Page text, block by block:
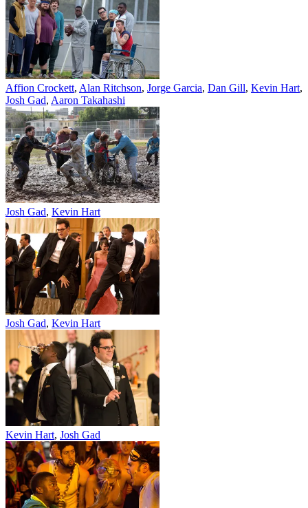
Affion Crockett, Alan Ritchson, Jorge Garcia, Dan Gill, Kevin Hart,
Josh Gad, Aaron Takahashi
Josh Gad, Kevin Hart
Josh Gad, Kevin Hart
Kevin Hart, Josh Gad